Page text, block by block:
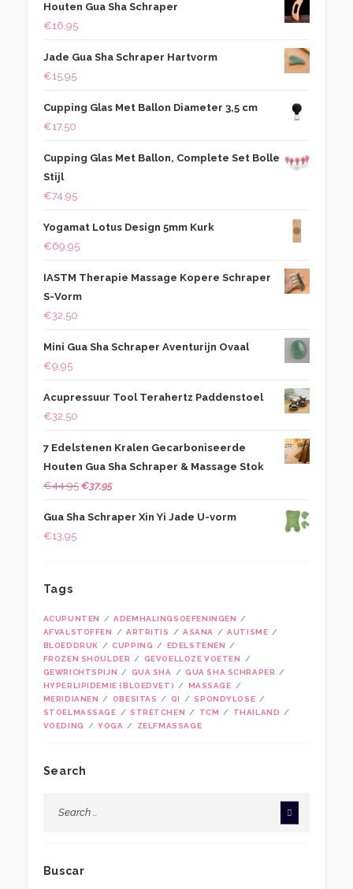
tot
Houten Gua Sha Schraper
€16,95
Jade Gua Sha Schraper Hartvorm
€15,95
Cupping Glas Met Ballon Diameter 3,5 cm
€17,50
Cupping Glas Met Ballon, Complete Set Bolle
Stijl
€74,95
Yogamat Lotus Design 5mm Kurk
€69,95
IASTM Therapie Massage Kopere Schraper
S-Vorm
€32,50
Mini Gua Sha Schraper Aventurijn Ovaal
€9,95
Acupressuur Tool Terahertz Paddenstoel
€32,50
7 Edelstenen Kralen Gecarboniseerde
Houten Gua Sha Schraper & Massage Stok
€44,95 Oorspronkelijke
was:
€37,95Huidige
is:
Gua Sha Schraper Xin Yi Jade U-vorm
€13,95
Tags
ACUPUNTEN
ADEMHALINGSOEFENINGEN
AFVALSTOFFEN
ARTRITIS ASANA
AUTISME
BLOEDDRUK
CUPPING
EDELSTENEN
FROZEN SHOULDER
GEVOELLOZE VOETEN
GEWRICHTSPIJN
GUA SHA
GUA SHA SCHRAPER
HYPERLIPIDEMIE (BLOEDVET)
MASSAGE
MERIDIANEN
OBESITAS QI
SPONDYLOSE
STOELMASSAGE
STRETCHEN TCM
THAILAND
VOEDING
YOGA ZELFMASSAGE
Search
Buscar